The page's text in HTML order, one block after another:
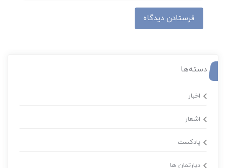
دسته‌ها
اخبار
اشعار
پادکست
دپارتمان ها